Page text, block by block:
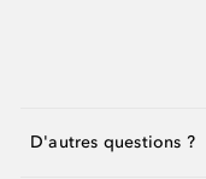
D'autres questions ?